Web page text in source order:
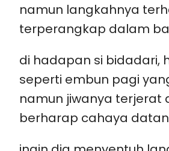
namun langkahnya
terperangkap dalam
di hadapan si bidadari,
seperti embun pagi
namun jiwanya terjerat
berharap cahaya